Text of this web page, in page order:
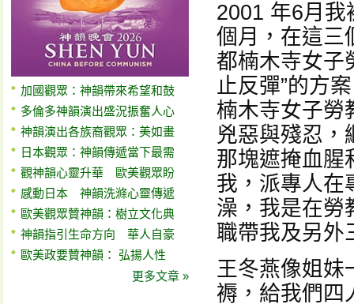
加國觀眾：神韻帶來希望和鼓
多倫多神韻演出盛況振奮人心
神韻演出各族裔觀眾：美如畫
日本觀眾：神韻傳遞當下最需
觀神韻心靈升華 歐美觀眾盼
感動日本 神韻洗滌心靈傳遞
歐美觀眾贊神韻：樹立文化典
神韻指引生命方向 華人自豪
歐美政要贊神韻： 弘揚人性
更多文章 »
2001 年6月我
個月，在這三
都楠木寺女子
止反彈”的方
楠木寺女子勞
兇惡與殘忍，
那塊遮掩血腥
我，派專人在
澡，我是在勞
職帶我及另外
王冬燕像姐妹
褥，給我們四